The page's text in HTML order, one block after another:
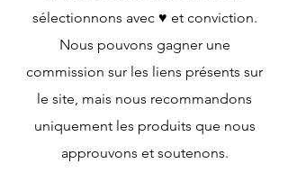
sélectionnons avec ♥️ et conviction.
Nous pouvons gagner une
commission sur les liens présents sur
le site, mais nous recommandons
uniquement les produits que nous
approuvons et soutenons.